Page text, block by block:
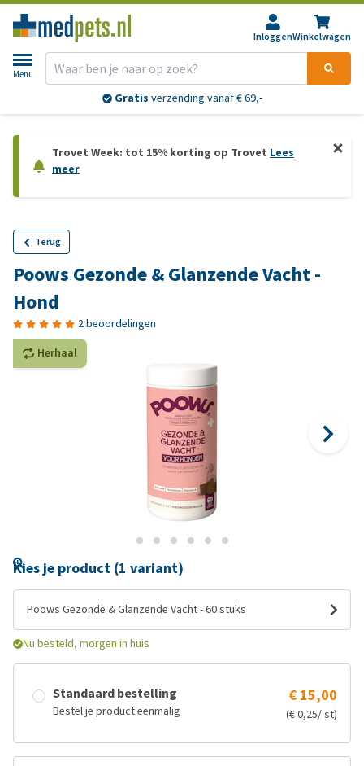
InloggenWinkelwagen
Menu
Gratis verzending vanaf € 69,-
Trovet Week: tot 15% korting op Trovet Lees
meer
Terug
Poows Gezonde & Glanzende Vacht -
Hond
2 beoordelingen
Herhaal
Kies je product (1 variant)
Poows Gezonde & Glanzende Vacht - 60 stuks
Nu besteld, morgen in huis
Standaard bestelling
Bestel je product eenmalig
€ 15,00
(€ 0,25/ st)